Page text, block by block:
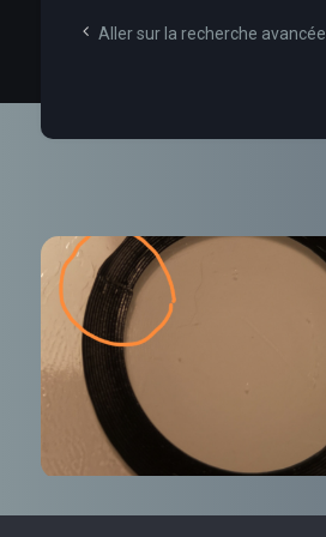
Aller sur la recherche avancée